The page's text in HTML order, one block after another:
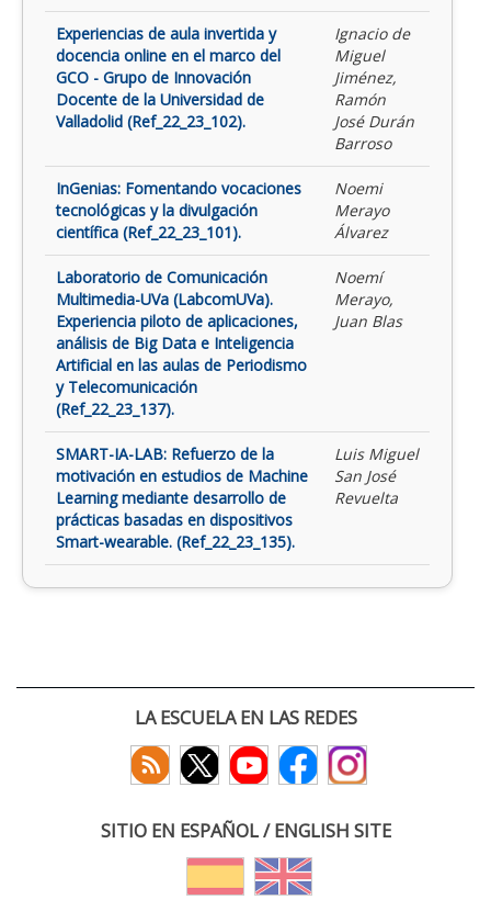
Experiencias de aula invertida y
docencia online en el marco del
GCO - Grupo de Innovación
Docente de la Universidad de
Valladolid (Ref_22_23_102).
Ignacio de
Miguel
Jiménez,
Ramón
José Durán
Barroso
InGenias: Fomentando vocaciones
tecnológicas y la divulgación
científica (Ref_22_23_101).
Noemi
Merayo
Álvarez
Laboratorio de Comunicación
Multimedia-UVa (LabcomUVa).
Experiencia piloto de aplicaciones,
análisis de Big Data e Inteligencia
Artificial en las aulas de Periodismo
y Telecomunicación
(Ref_22_23_137).
Noemí
Merayo,
Juan Blas
SMART-IA-LAB: Refuerzo de la
motivación en estudios de Machine
Learning mediante desarrollo de
prácticas basadas en dispositivos
Smart-wearable. (Ref_22_23_135).
Luis Miguel
San José
Revuelta
LA ESCUELA EN LAS REDES
SITIO EN ESPAÑOL / ENGLISH SITE